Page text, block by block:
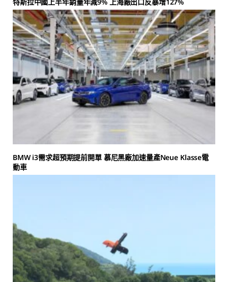
BMW i3需求超預期提前開單 慕尼黑廠加速量產Neue Klasse電
動車